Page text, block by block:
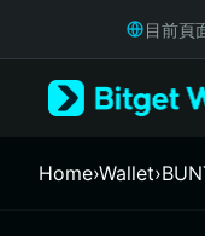
Русский
Italiano
目前頁
Home›Wallet›